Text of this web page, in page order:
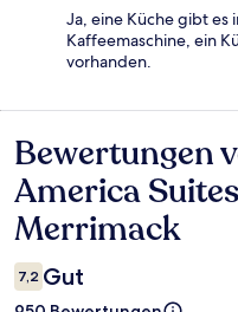
Ja, eine Küche gibt es
Kaffeemaschine, ein
vorhanden.
Bewertungen
Bewertungen
America
Merrimack
7,2 Gut